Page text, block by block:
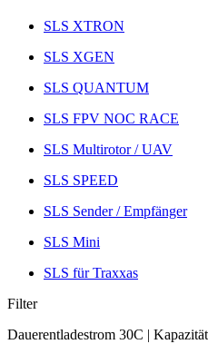
SLS XTRON
SLS XGEN
SLS QUANTUM
SLS FPV NOC RACE
SLS Multirotor / UAV
SLS SPEED
SLS Sender / Empfänger
SLS Mini
SLS für Traxxas
Filter
Dauerentladestrom 30C |